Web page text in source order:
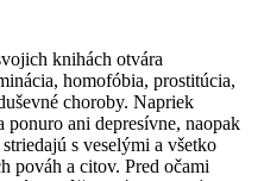
knihách otvára
homofóbia, prostitúcia,
choroby. Napriek
ani depresívne, naopak
s veselými a všetko
pováh a citov. Pred očami